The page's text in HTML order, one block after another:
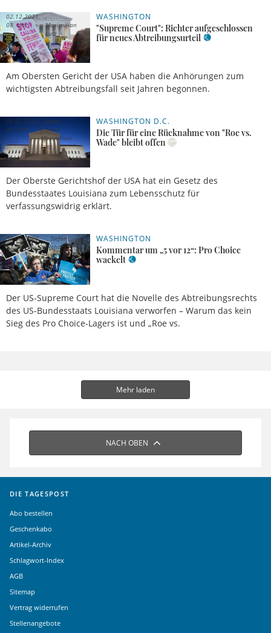
WASHINGTON
"Supreme Court": Richter aufgeschlossen
für neues Abtreibungsurteil
Am Obersten Gericht der USA haben die Anhörungen zum
wichtigsten Abtreibungsfall seit Jahren begonnen.
02.12.2021,
08 Uhr
Maximilian
Lutz
WASHINGTON D.C.
Die Tür für eine Rücknahme von "Roe vs.
Wade" bleibt offen
Der Oberste Gerichtshof der USA hat ein Gesetz des
Bundesstaates Louisiana zum Lebensschutz für
verfassungswidrig erklärt.
09.07.2020,
20 Uhr
Stefan
Rehder
Maximilian
Lutz
WASHINGTON
Kommentar um „5 vor 12“: Pro Choice
wackelt
Der US-Supreme Court hat die Novelle des Abtreibungsrechts
des US-Bundesstaats Louisiana verworfen – Warum das kein
Sieg des Pro Choice-Lagers ist und „Roe vs.
30.06.2020,
11 Uhr
Stefan
Rehder
Mehr laden
NACH OBEN
DIE TAGESPOST
Abo bestellen
Geschenkabo
Artikel-Archiv
Schlagwort-Index
AGB
Sitemap
Vertrag widerrufen
Stellenangebote